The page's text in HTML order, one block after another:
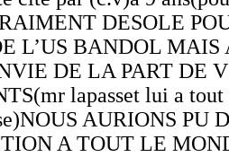
DESOLE
L’US BANDOL MAIS
DE LA PART DE
lapasset lui a
AURIONS PU
A TOUT LE